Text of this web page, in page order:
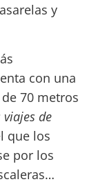
y
con una
70 metros
viajes de
que los
por los